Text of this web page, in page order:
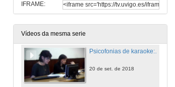
IFRAME:
Vídeos da mesma serie
Acerca de um escândalo para muito parvo: o caso de Concerto e Audição Pictórica
20 de set. de 2018
Psicofonias de karaoke: poesia e política em Antón Reixa
20 de set. de 2018